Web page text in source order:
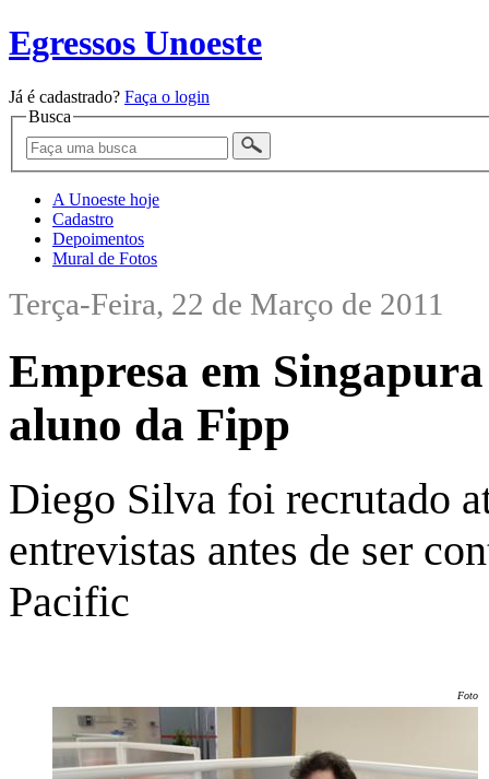
Egressos Unoeste
Já é cadastrado? Faça o login
Busca
A Unoeste hoje
Cadastro
Depoimentos
Mural de Fotos
Terça-Feira, 22 de Março de 2011
Empresa em
aluno da Fipp
Diego Silva foi recrutado
entrevistas antes de ser
Pacific
Foto: